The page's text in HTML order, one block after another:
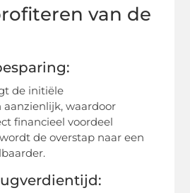
van de
de initiële
aanzienlijk, waardoor
financieel voordeel
de overstap naar een